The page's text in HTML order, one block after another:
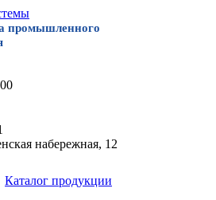
промышленного
набережная, 12
Каталог продукции